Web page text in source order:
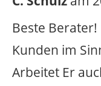
Beste
Kunden im
Arbeitet Er